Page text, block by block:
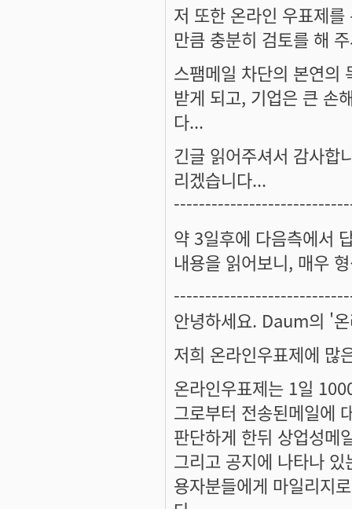
저 또한 온라인 우표제
만큼 충분히 검토를 해
스팸메일 차단의 본연의
받게 되고, 기업은 큰 손
다...
긴글 읽어주셔서 감사합
리겠습니다...
약 3일후에 다음측에서
내용을 읽어보니, 매우
안녕하세요. Daum의 '
저희 온라인우표제에 많
온라인우표제는 1일
그로부터 전송된메일에
판단하게 한뒤 상업성메
그리고 공지에 나타나
용자분들에게 마일리지